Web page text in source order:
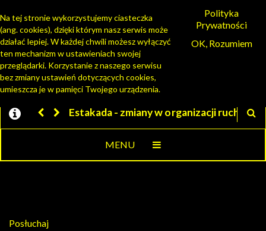
PORTAL MIESZKAŃCA
- zmiany w organizacji ruchuJesteśmy w EZD
MENU
Posłuchaj
Polityka
Prywatności
OK, Rozumiem
Na tej stronie wykorzystujemy ciasteczka
(ang. cookies), dzięki którym nasz serwis może
działać lepiej. W każdej chwili możesz wyłączyć
ten mechanizm w ustawieniach swojej
przeglądarki. Korzystanie z naszego serwisu
bez zmiany ustawień dotyczących cookies,
umieszcza je w pamięci Twojego urządzenia.